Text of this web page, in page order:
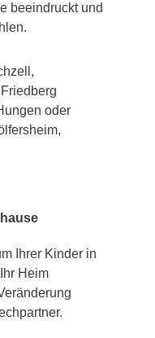
beeindruckt und
Ihrer Kinder in
Heim